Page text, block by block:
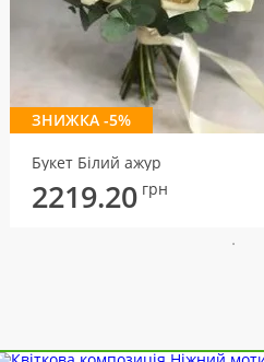
ЗНИЖКА -5%
Букет Білий ажур
2219.20 грн